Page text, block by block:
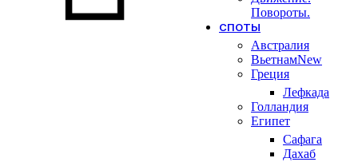
Повороты.
СПОТЫ
Австралия
ВьетнамNew
Греция
Лефкада
Голландия
Египет
Сафага
Дахаб